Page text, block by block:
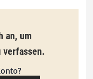
an, um
verfassen.